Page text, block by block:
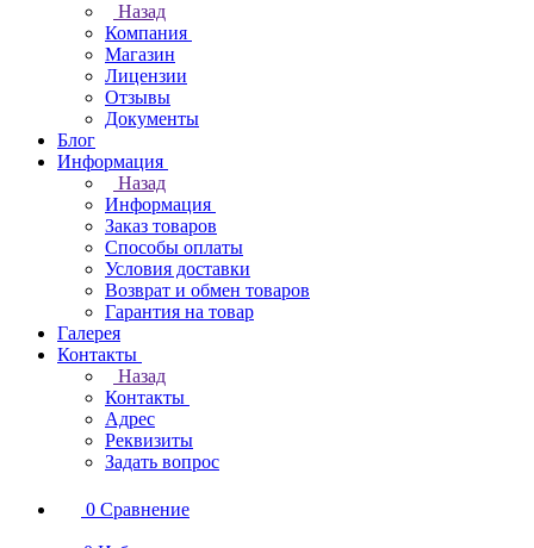
Назад
Компания
Магазин
Лицензии
Отзывы
Документы
Блог
Информация
Назад
Информация
Заказ товаров
Способы оплаты
Условия доставки
Возврат и обмен товаров
Гарантия на товар
Галерея
Контакты
Назад
Контакты
Адрес
Реквизиты
Задать вопрос
0 Сравнение